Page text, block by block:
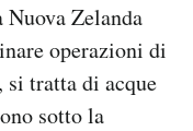
Nuova Zelanda
operazioni di
si tratta di acque
sotto la